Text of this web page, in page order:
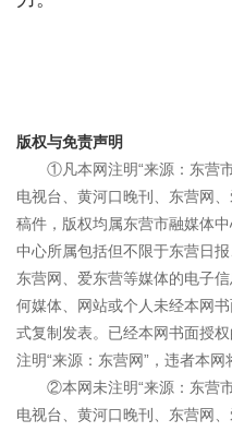
版权与免责声明
①凡本网注明“来源：东营
电视台、黄河口晚刊、东营网
稿件，版权均属东营市融媒体
中心所属包括但不限于东营日
东营网、爱东营等媒体的电子
何媒体、网站或个人未经本网
式复制发表。已经本网书面授
注明“来源：东营网”，违者本网
②本网未注明“来源：东营
电视台、黄河口晚刊、东营网